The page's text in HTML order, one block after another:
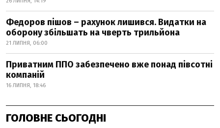
Федоров пішов – рахунок лишився. Видатки на
оборону збільшать на чверть трильйона
21 ЛИПНЯ, 06:00
Приватним ППО забезпечено вже понад півсотні
компаній
16 ЛИПНЯ, 18:46
ГОЛОВНЕ СЬОГОДНІ